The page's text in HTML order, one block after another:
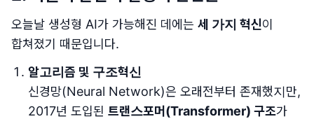
오늘날 생성형 AI가 가능해진 데에는 세 가지 혁신이
합쳐졌기 때문입니다.
알고리즘 및 구조혁신
신경망(Neural Network)은 오래전부터 존재했지만,
2017년 도입된 트랜스포머(Transformer) 구조가